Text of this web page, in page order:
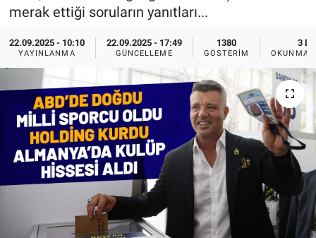
merak ettiği soruların yanıtları...
22.09.2025 - 10:10
YAYINLANMA
22.09.2025 - 17:49
GÜNCELLEME
1380
GÖSTERIM
3 DK
OKUNMA
Eğitim
Eğlence
Ekonomi
Forum
Gerçeğin İzinde
Gün Başlıyor
Gün Bitiyor